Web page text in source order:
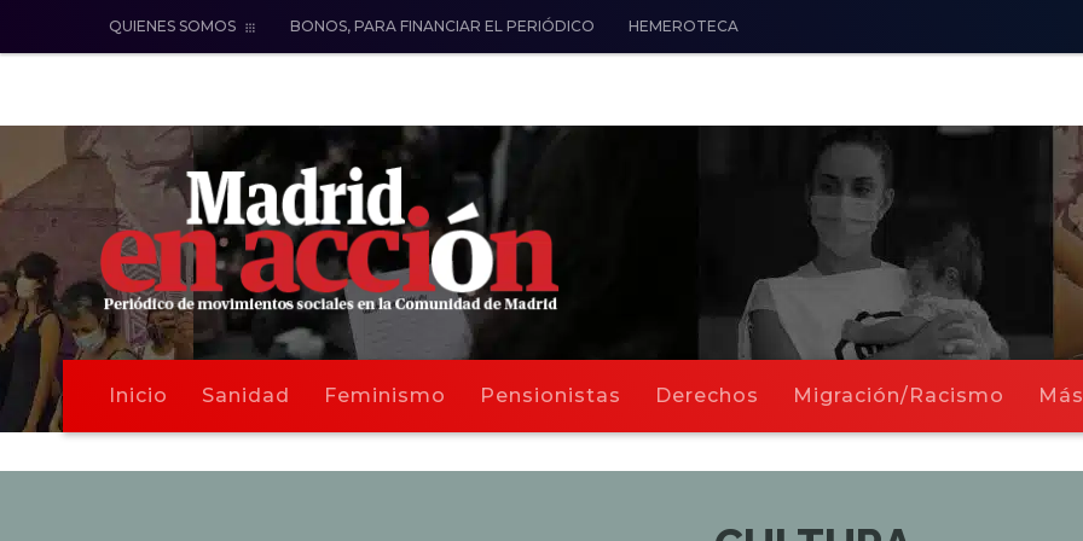
QUIENES SOMOS BONOS, PARA FINANCIAR EL PERIÓDICO HEMEROTECA
Inicio Sanidad Feminismo Pensionistas Derechos Migración/Racismo Más